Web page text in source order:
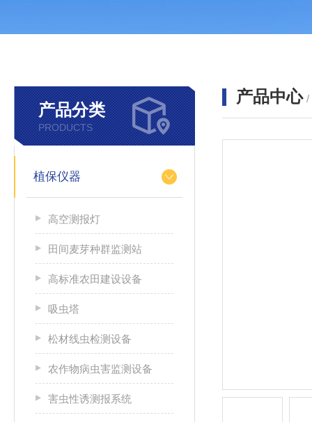
产品分类
PRODUCTS
植保仪器
高空测报灯
田间麦芽种群监测站
高标准农田建设设备
吸虫塔
松材线虫检测设备
农作物病虫害监测设备
害虫性诱测报系统
产品中心 /